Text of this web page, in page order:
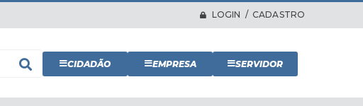
LOGIN / CADASTRO
CIDADÃO EMPRESA SERVIDOR